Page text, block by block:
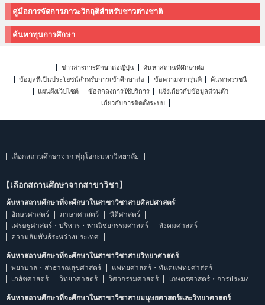
คู่มือการจัดการภาวะวิกฤติสำหรับชาวต่างชาติ
ค้นหาทุนการศึกษา
ข่าวสารการศึกษาต่อญี่ปุ่น
ค้นหาสถานที่ศึกษาต่อ
ข้อมูลที่เป็นประโยชน์สำหรับการเข้าศึกษาต่อ
ข้อความจากรุ่นพี่
ค้นหาดรรชนี
แผนผังเว็บไซต์
ข้อตกลงการใช้บริการ
แจ้งเกี่ยวกับข้อมูลส่วนตัว
เกี่ยวกับการติดตั้งระบบ
เลือกสถานศึกษาจาก ฟุกุโอกะมหาวิทยาลัย
【เลือกสถานศึกษาจากสาขาวิชา】
ค้นหาสถานศึกษาที่จะศึกษาในสาขาวิชาสายศิลปศาสตร์
อักษรศาสตร์
ภาษาศาสตร์
นิติศาสตร์
เศรษฐศาสตร์・บริหาร・พาณิชยกรรมศาสตร์
สังคมศาสตร์
ความสัมพันธ์ระหว่างประเทศ
ค้นหาสถานศึกษาที่จะศึกษาในสาขาวิชาสายวิทยาศาสตร์
พยาบาล・สาธารณสุขศาสตร์
แพทยศาสตร์・ทันตแพทยศาสตร์
เภสัชศาสตร์
วิทยาศาสตร์ วิศวกรรมศาสตร์ เกษตรศาสตร์・การประมง
ค้นหาสถานศึกษาที่จะศึกษาในสาขาวิชาสายมนุษยศาสตร์และวิทยาศาสตร์